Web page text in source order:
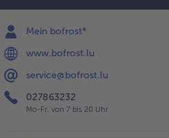
Mein bofrost*
www.bofrost.lu
service@bofrost.lu
027863232
Mo-Fr. von 7 bis 20 Uhr